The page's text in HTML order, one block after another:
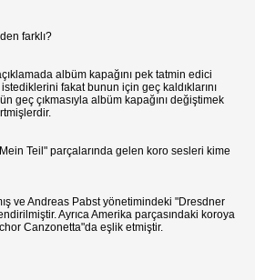
farklı?
albüm kapağını pek tatmin edici
fakat bunun için geç kaldıklarını
geç çıkmasıyla albüm kapağını değiştimek
Teil" parçalarında gelen koro sesleri kime
ve Andreas Pabst yönetimindeki "Dresdner
Ayrıca Amerika parçasındaki koroya
Canzonetta"da eşlik etmiştir.